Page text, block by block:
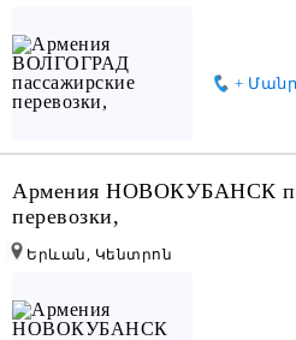
+
Армения НОВОКУБАНСК
перевозки,
Երևան, Կենտրոն